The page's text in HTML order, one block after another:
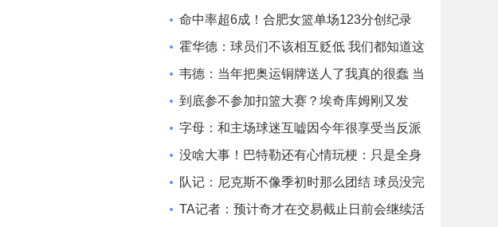
冠军 他会迎接挑战！
命中率超6成！合肥女篮单场123分创纪录
刷新联赛近12年单场新高
霍华德：球员们不该相互贬低 我们都知道这
一路走来有多不容易
韦德：当年把奥运铜牌送人了我真的很蠢 当
时我们被灌输唯金牌论
到底参不参加扣篮大赛？埃奇库姆刚又发
文：我和马克西可能会参加
字母：和主场球迷互嘘因今年很享受当反派
不知道能否留队
没啥大事！巴特勒还有心情玩梗：只是全身
酸痛 我很快就会回来！
队记：尼克斯不像季初时那么团结 球员没完
全接受面包体系的角色
TA记者：预计奇才在交易截止日前会继续活